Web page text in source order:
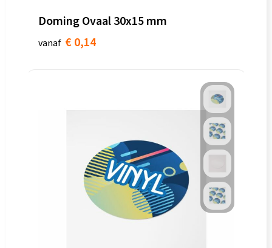
Doming Ovaal 30x15 mm
vanaf € 0,14